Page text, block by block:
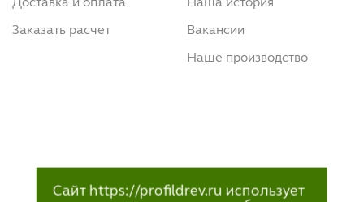
Доставка и оплата
Заказать расчет
Наша история
Вакансии
Наше производство
Сайт https://profildrev.ru использует